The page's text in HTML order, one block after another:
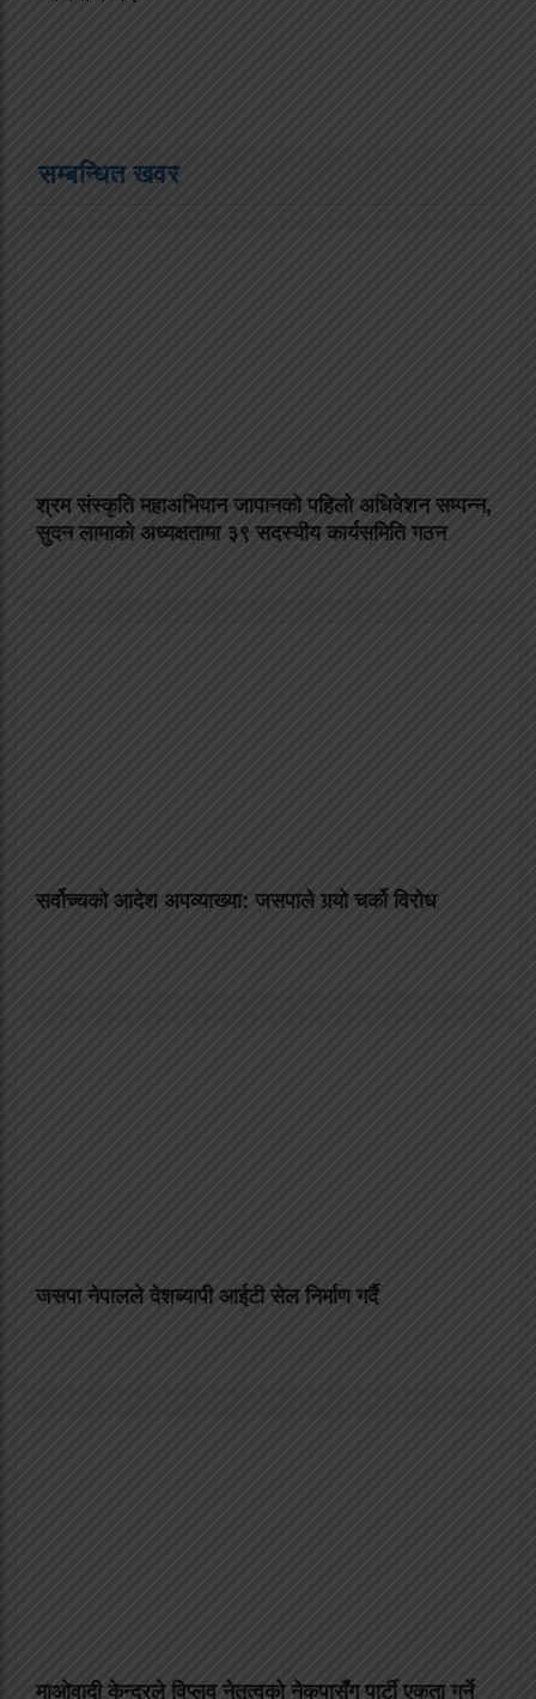
सम्बन्धित खवर
श्रम संस्कृति महाअभियान जापानको पहिलो अधिवेशन सम्पन्न,
सुदन लामाको अध्यक्षतामा ३९ सदस्यीय कार्यसमिति गठन
सर्वोच्चको आदेश अपव्याख्या: जसपाले गर्‍यो चर्को विरोध
जसपा नेपालले देशब्यापी आईटी सेल निर्माण गर्दै
माओवादी केन्द्रले विप्लव नेतृत्वको नेकपासँग पार्टी एकता गर्ने